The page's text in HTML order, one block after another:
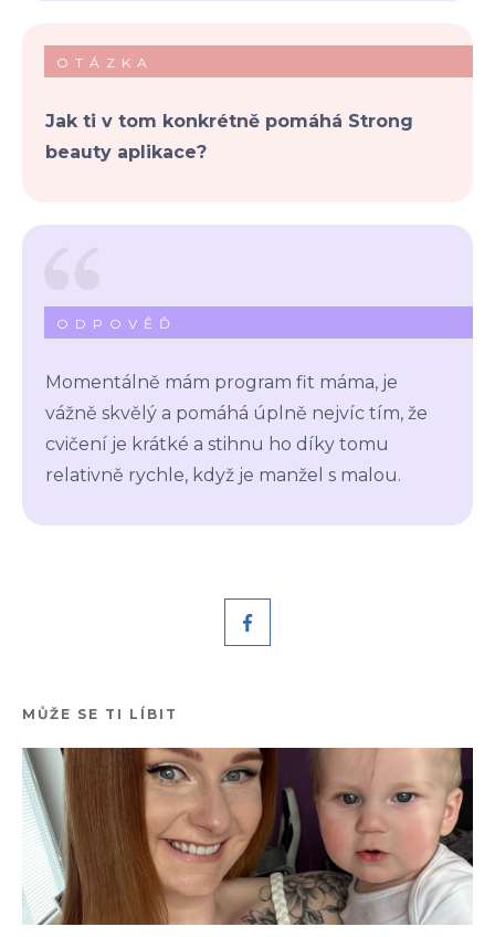
OTÁZKA
Jak ti v tom konkrétně pomáhá Strong
beauty aplikace?
ODPOVĚĎ
Momentálně mám program fit máma, je
vážně skvělý a pomáhá úplně nejvíc tím, že
cvičení je krátké a stihnu ho díky tomu
relativně rychle, když je manžel s malou.
MŮŽE SE TI LÍBIT